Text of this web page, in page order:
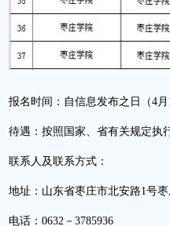
报名时间：自信息发布之日（4月
待遇：按照国家、省有关规定执
联系人及联系方式：
地址：山东省枣庄市北安路1号
电话：0632－3785936